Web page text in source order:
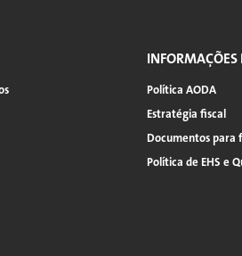
Política AODA
Estratégia fiscal
Documentos para
Política de EHS e